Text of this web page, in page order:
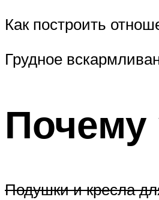
Как построить
Грудное
Почему
Подушки и кресла